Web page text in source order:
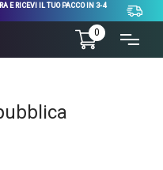
E RICEVI IL TUO PACCO IN 3-4
0